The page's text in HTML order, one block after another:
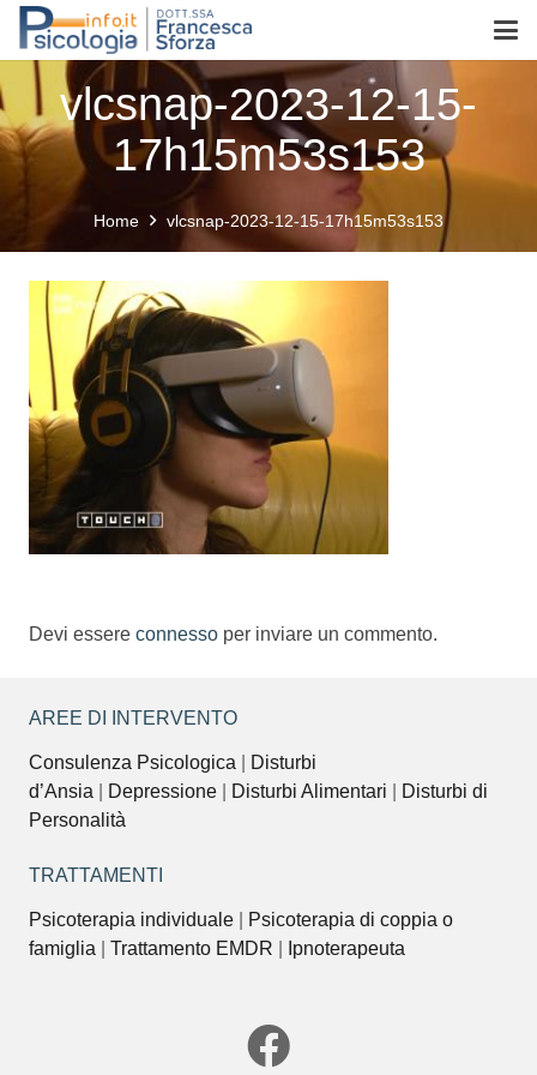
vlcsnap-2023-12-15-
17h15m53s153
Home vlcsnap-2023-12-15-17h15m53s153
Devi essere connesso per inviare un commento.
AREE DI INTERVENTO
Consulenza Psicologica
Disturbi
d’Ansia
Depressione Disturbi Alimentari
Disturbi di
Personalità
TRATTAMENTI
Psicoterapia individuale
Psicoterapia di coppia o
famiglia
Trattamento EMDR Ipnoterapeuta